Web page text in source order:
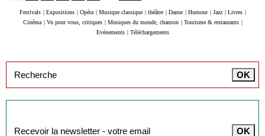
Festivals Expositions Opéra Musique classique théâtre Danse Humour Jazz Livres
Cinéma
Vu pour vous, critiques Musiques du monde, chanson Tourisme & restaurants
Evénements
Téléchargements